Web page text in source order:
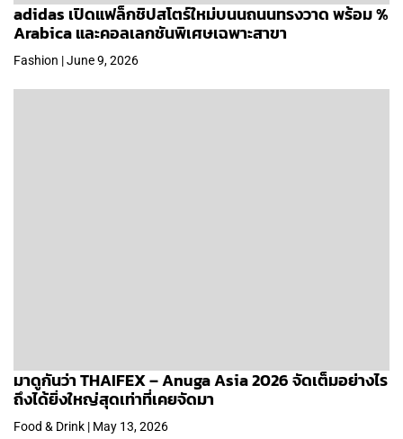
adidas เปิดแฟล็กชิปสโตร์ใหม่บนนถนนทรงวาด พร้อม %
Arabica และคอลเลกชันพิเศษเฉพาะสาขา
Fashion | June 9, 2026
มาดูกันว่า THAIFEX – Anuga Asia 2026 จัดเต็มอย่างไร
ถึงได้ยิ่งใหญ่สุดเท่าที่เคยจัดมา
Food & Drink | May 13, 2026